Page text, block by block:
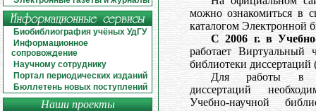
Биобиблиография учёных УдГУ
Информационное
сопровождение
Научному сотруднику
Портал периодических изданий
Бюллетень новых поступлений
Наши проекты
можно ознакомиться в
каталогом Электронной
C 2006 г. в
работает Виртуальный
библиотеки
Для работы в
диссертаций
Учебно-научной